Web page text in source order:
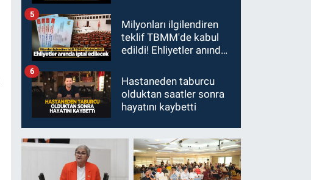
Milyonları ilgilendiren
teklif TBMM'de kabul
edildi! Ehliyetler anında
5
Hastaneden taburcu
olduktan saatler sonra
hayatını kaybetti
6